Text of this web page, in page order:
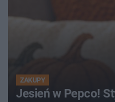
ZAKUPY
Jesień w Pepco!